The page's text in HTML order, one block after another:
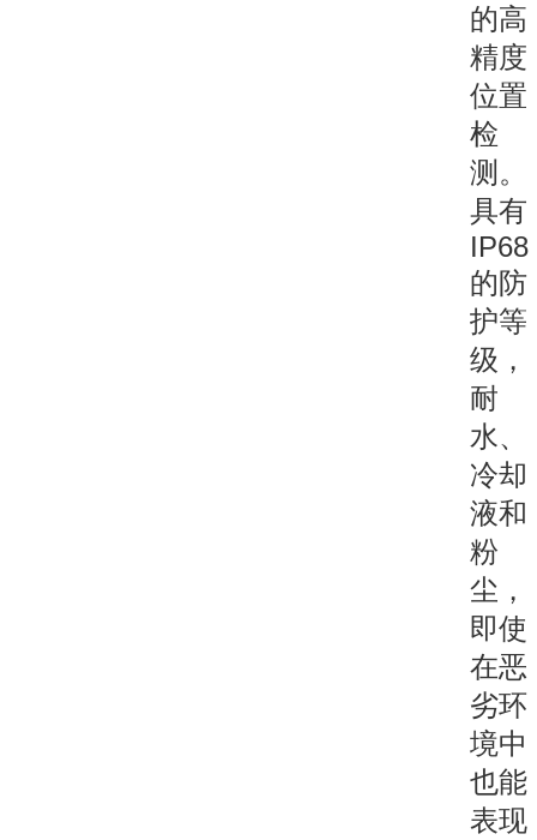
的高
精度
位置
检
测。
具有
IP68
的防
护等
级，
耐
水、
冷却
液和
粉
尘，
即使
在恶
劣环
境中
也能
表现